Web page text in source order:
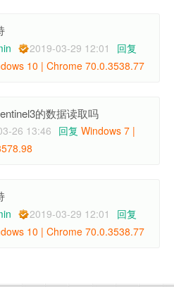
2019-03-29 12:01
回复
10 | Chrome 70.0.3538.77
的数据读取吗
26 13:46 回复 Windows 7 |
2019-03-29 12:01
回复
10 | Chrome 70.0.3538.77